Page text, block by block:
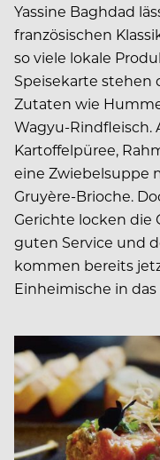
Yassine Baghdad
französischen
so viele lokale
Speisekarte
Zutaten wie
Wagyu-Rindfleisch.
Kartoffelpüree,
eine Zwiebel­sup­pe
Gruyère-Brioche.
Gerichte locken die
guten Service und
kommen bereits
Einheimische in